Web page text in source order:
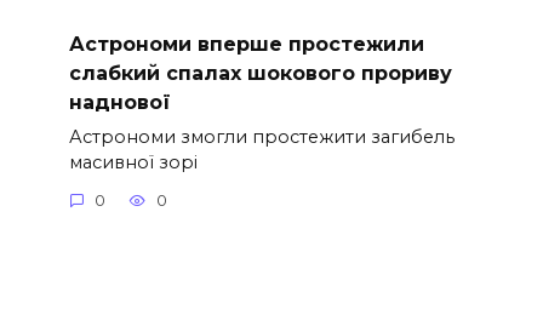
Астрономи вперше простежили
слабкий спалах шокового прориву
наднової
Астрономи змогли простежити загибель
масивної зорі
0 0